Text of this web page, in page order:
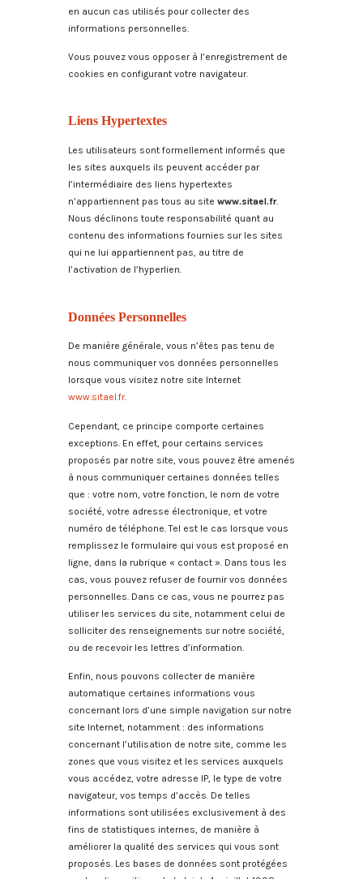
en aucun cas utilisés pour collecter des
informations personnelles.
Vous pouvez vous opposer à l’enregistrement de
cookies en configurant votre navigateur.
Liens Hypertextes
Les utilisateurs sont formellement informés que
les sites auxquels ils peuvent accéder par
l’intermédiaire des liens hypertextes
n’appartiennent pas tous au site www.sitael.fr.
Nous déclinons toute responsabilité quant au
contenu des informations fournies sur les sites
qui ne lui appartiennent pas, au titre de
l’activation de l’hyperlien.
Données Personnelles
De manière générale, vous n’êtes pas tenu de
nous communiquer vos données personnelles
lorsque vous visitez notre site Internet
www.sitael.fr.
Cependant, ce principe comporte certaines
exceptions. En effet, pour certains services
proposés par notre site, vous pouvez être amenés
à nous communiquer certaines données telles
que : votre nom, votre fonction, le nom de votre
société, votre adresse électronique, et votre
numéro de téléphone. Tel est le cas lorsque vous
remplissez le formulaire qui vous est proposé en
ligne, dans la rubrique « contact ». Dans tous les
cas, vous pouvez refuser de fournir vos données
personnelles. Dans ce cas, vous ne pourrez pas
utiliser les services du site, notamment celui de
solliciter des renseignements sur notre société,
ou de recevoir les lettres d’information.
Enfin, nous pouvons collecter de manière
automatique certaines informations vous
concernant lors d’une simple navigation sur notre
site Internet, notamment : des informations
concernant l’utilisation de notre site, comme les
zones que vous visitez et les services auxquels
vous accédez, votre adresse IP, le type de votre
navigateur, vos temps d’accès. De telles
informations sont utilisées exclusivement à des
fins de statistiques internes, de manière à
améliorer la qualité des services qui vous sont
proposés. Les bases de données sont protégées